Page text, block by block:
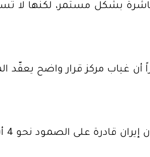
بشكل مستمر، لكنها لا
أن غياب مركز قرار واضح يعقّد